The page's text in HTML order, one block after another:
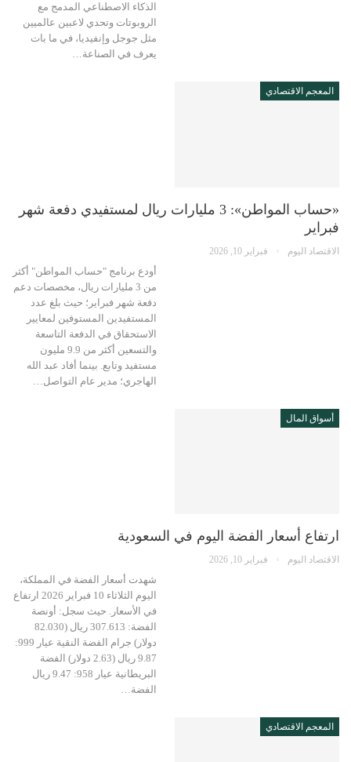
الذكاء الاصطناعي المدمج مع
الروبوتات وتحدي لاعبين عالميين
مثل جوجل وإنفيديا، في ما بات
يعرف في الصناعة…
المعجم الاقتصادي
«حساب المواطن»: 3 مليارات ريال لمستفيدي دفعة شهر
فبراير
الاقتصاد اليوم فبراير 10, 2026
أودع برنامج "حساب المواطن" أكثر
من 3 مليارات ريال، مخصصات دعم
دفعة شهر فبراير؛ حيث بلغ عدد
المستفيدين المستوفين لمعايير
الاستحقاق في الدفعة التاسعة
والتسعين أكثر من 9.9 مليون
مستفيد وتابع. بينما أفاد عبد الله
الهاجري؛ مدير عام التواصل…
أسواق المال
ارتفاع أسعار الفضة اليوم في السعودية
الاقتصاد اليوم فبراير 10, 2026
شهدت أسعار الفضة في المملكة،
اليوم الثلاثاء 10 فبراير 2026 ارتفاع
في الأسعار. حيث سجل: أونصة
الفضة: 307.613 ريال (82.030
دولار) جرام الفضة النقية عيار 999:
9.87 ريال (2.63 دولار) الفضة
البريطانية عيار 958: 9.47 ريال
الفضة…
المعجم الاقتصادي